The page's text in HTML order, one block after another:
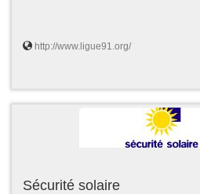
http://www.ligue91.org/
Sécurité solaire